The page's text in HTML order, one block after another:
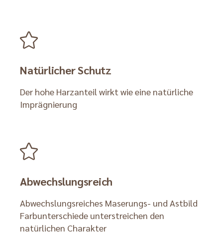
Natürlicher Schutz
Der hohe Harzanteil wirkt wie eine natürliche
Imprägnierung
Abwechslungsreich
Abwechslungsreiches Maserungs- und Astbild
Farbunterschiede unterstreichen den
natürlichen Charakter